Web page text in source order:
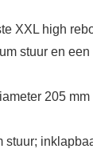
XXL high
stuur en
205
stuur;